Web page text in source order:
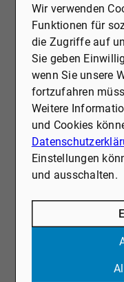
Baujahr
Baujahr
A+ A B C
Wir verwenden
Funktionen für
die Zugriffe auf
Sie geben
wenn Sie unsere
fortzufahren
Weitere
und Cookies
Einstellungen
und ausschalten.